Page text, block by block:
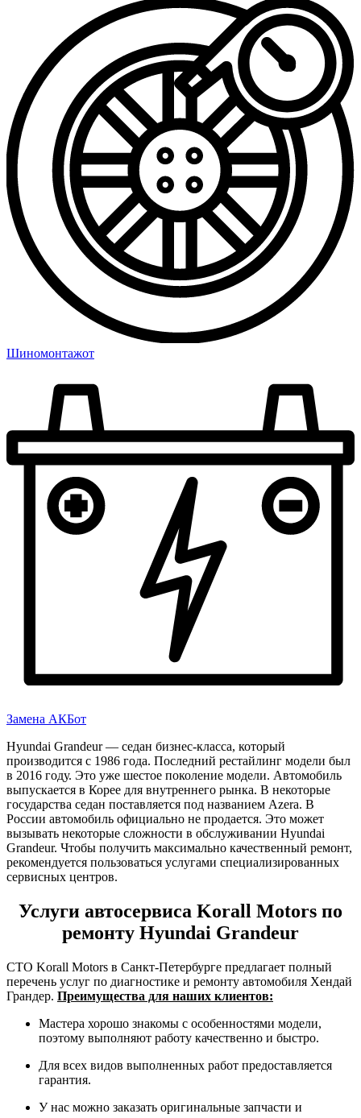
Шиномонтажот
Замена АКБот
Hyundai Grandeur — седан бизнес-класса, который
производится с 1986 года. Последний рестайлинг модели был
в 2016 году. Это уже шестое поколение модели. Автомобиль
выпускается в Корее для внутреннего рынка. В некоторые
государства седан поставляется под названием Azera. В
России автомобиль официально не продается. Это может
вызывать некоторые сложности в обслуживании Hyundai
Grandeur. Чтобы получить максимально качественный ремонт,
рекомендуется пользоваться услугами специализированных
сервисных центров.
Услуги автосервиса Korall Motors по
ремонту Hyundai Grandeur
СТО Korall Motors в Санкт-Петербурге предлагает полный
перечень услуг по диагностике и ремонту автомобиля Хендай
Грандер. Преимущества для наших клиентов:
Мастера хорошо знакомы с особенностями модели,
поэтому выполняют работу качественно и быстро.
Для всех видов выполненных работ предоставляется
гарантия.
У нас можно заказать оригинальные запчасти и